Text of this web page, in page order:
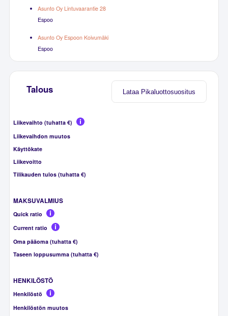
Asunto Oy Lintuvaarantie 28
Espoo
Asunto Oy Espoon Koivumäki
Espoo
Lataa Pikaluottosuositus
Talous
Liikevaihto (tuhatta €)
Liikevaihdon muutos
Käyttökate
Liikevoitto
Tilikauden tulos (tuhatta €)
MAKSUVALMIUS
Quick ratio
Current ratio
Oma pääoma (tuhatta €)
Taseen loppusumma (tuhatta €)
HENKILÖSTÖ
Henkilöstö
Henkilöstön muutos